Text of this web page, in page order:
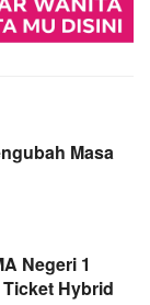
Masa
Negeri 1
Hybrid